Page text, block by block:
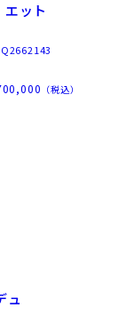
エット
Q2662143
（税込）
ュ